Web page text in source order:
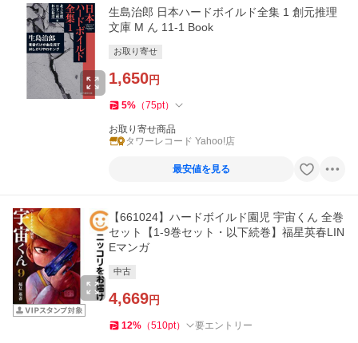
生島治郎 日本ハードボイルド全集 1 創元推理
文庫 M ん 11-1 Book
お取り寄せ
1,650円
5% （75pt）
お取り寄せ商品
タワーレコード Yahoo!店
最安値を見る
【661024】ハードボイルド園児 宇宙くん 全巻
セット【1-9巻セット・以下続巻】福星英春LIN
Eマンガ
中古
4,669円
12% （510pt） 要エントリー